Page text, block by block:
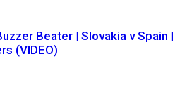
Beater | Slovakia v Spain |
(VIDEO)